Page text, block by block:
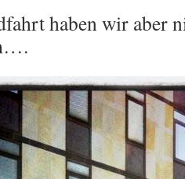
haben wir aber